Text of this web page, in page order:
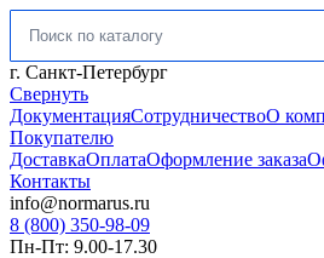
Искать:
г. Санкт-Петербург
Свернуть
ДокументацияСотрудничествоО
Покупателю
ДоставкаОплатаОформление заказа
Контакты
info@normarus.ru
8 (800) 350-98-09
Пн-Пт: 9.00-17.30